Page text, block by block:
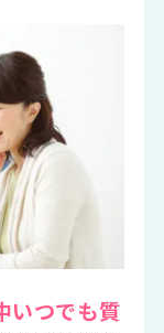
いつでも質